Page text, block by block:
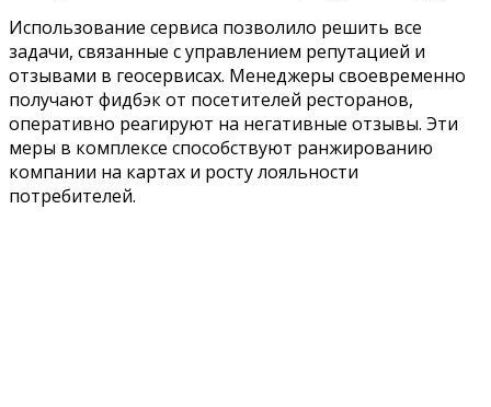
Использование сервиса позволило решить все
задачи, связанные с управлением репутацией и
отзывами в геосервисах. Менеджеры своевременно
получают фидбэк от посетителей ресторанов,
оперативно реагируют на негативные отзывы. Эти
меры в комплексе способствуют ранжированию
компании на картах и росту лояльности
потребителей.